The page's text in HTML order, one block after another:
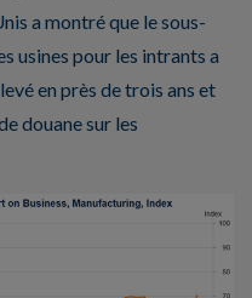
a montré que le sous-
usines pour les intrants a
en près de trois ans et
douane sur les